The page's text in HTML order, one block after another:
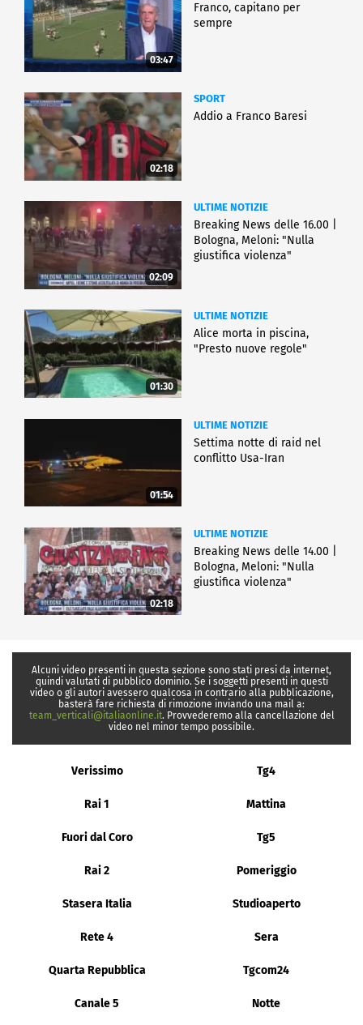
03:47
Franco, capitano per
sempre
02:18
SPORT
Addio a Franco Baresi
02:09
ULTIME NOTIZIE
Breaking News delle 16.00 |
Bologna, Meloni: "Nulla
giustifica violenza"
01:30
ULTIME NOTIZIE
Alice morta in piscina,
"Presto nuove regole"
01:54
ULTIME NOTIZIE
Settima notte di raid nel
conflitto Usa-Iran
02:18
ULTIME NOTIZIE
Breaking News delle 14.00 |
Bologna, Meloni: "Nulla
giustifica violenza"
Alcuni video presenti in questa sezione sono stati presi da internet,
quindi valutati di pubblico dominio. Se i soggetti presenti in questi
video o gli autori avessero qualcosa in contrario alla pubblicazione,
basterà fare richiesta di rimozione inviando una mail a:
team_verticali@italiaonline.it. Provvederemo alla cancellazione del
video nel minor tempo possibile.
Verissimo Tg4
Rai 1 Mattina
Fuori dal Coro Tg5
Rai 2 Pomeriggio
Stasera Italia Studioaperto
Rete 4 Sera
Quarta Repubblica Tgcom24
Canale 5 Notte